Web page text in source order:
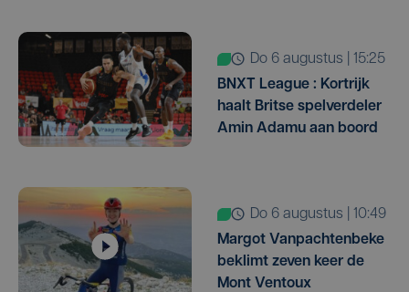
do 6 augustus | 15:25
BNXT League : Kortrijk
haalt Britse spelverdeler
Amin Adamu aan boord
do 6 augustus | 10:49
Margot Vanpachtenbeke
beklimt zeven keer de
Mont Ventoux